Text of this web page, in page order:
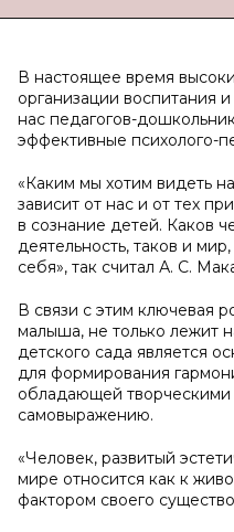
В настоящее время
организации воспитания
нас педагогов-
эффективные психолого-
«Каким мы хотим видеть
зависит от нас и от тех
в сознание детей. Каков
деятельность, таков и
себя», так считал А. С.
В связи с этим ключевая
малыша, не только лежит
детского сада является
для формирования
обладающей творческими
самовыражению.
«Человек, развитый
мире относится как к
фактором своего